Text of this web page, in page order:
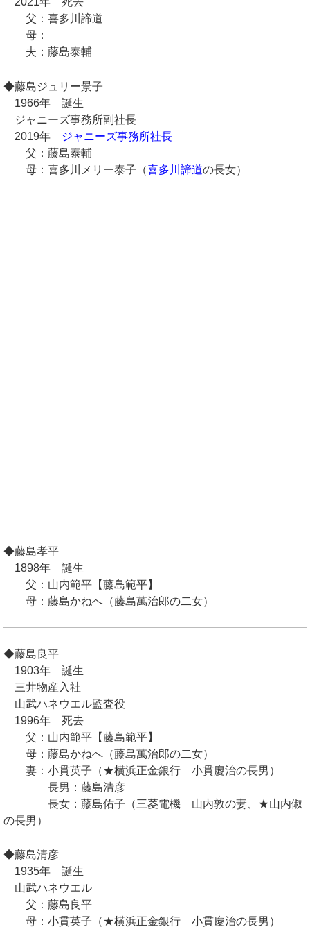
父：喜多川諦道
母：
夫：藤島泰輔
◆藤島ジュリー景子
1966年 誕生
ジャニーズ事務所副社長
2019年
ジャニーズ事務所社長
父：藤島泰輔
母：喜多川メリー泰子（喜多川諦道の長女）
◆藤島孝平
1898年 誕生
父：山内範平【藤島範平】
母：藤島かねへ（藤島萬治郎の二女）
◆藤島良平
1903年 誕生
三井物産入社
山武ハネウエル監査役
1996年 死去
父：山内範平【藤島範平】
母：藤島かねへ（藤島萬治郎の二女）
妻：小貫英子（★横浜正金銀行 小貫慶治の長男）
長男：藤島清彦
長女：藤島佑子（三菱電機 山内敦の妻、★山内俶
の長男）
◆藤島清彦
1935年 誕生
山武ハネウエル
父：藤島良平
母：小貫英子（★横浜正金銀行 小貫慶治の長男）